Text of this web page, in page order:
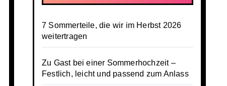
7 Sommerteile, die wir im Herbst 2026
weitertragen
Zu Gast bei einer Sommerhochzeit –
Festlich, leicht und passend zum Anlass